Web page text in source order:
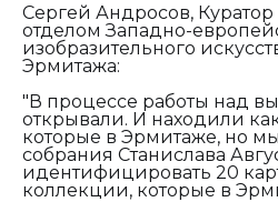
Сергей Андросов, Куратор
отделом Западно-
изобразительного
Эрмитажа:
"В процессе работы над
открывали. И находили
которые в Эрмитаже, но
собрания Станислава
идентифицировать 20
коллекции, которые в